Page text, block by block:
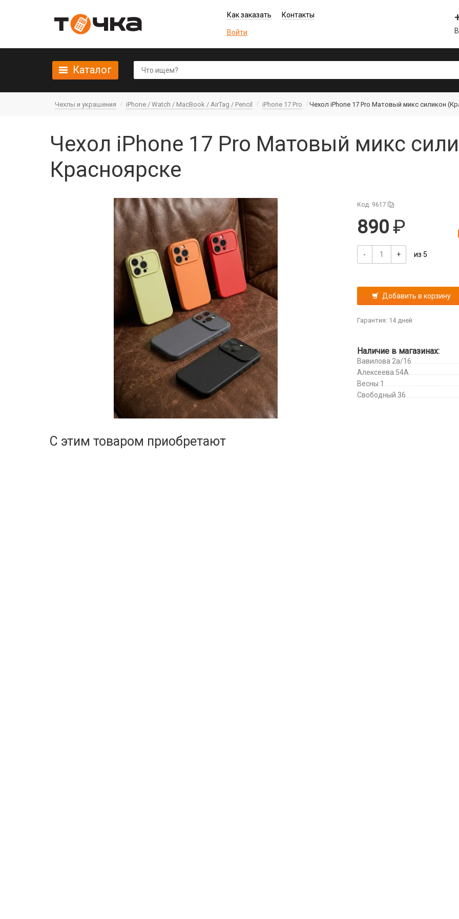
Как заказать Контакты
Войти
Каталог
Чехлы и украшения iPhone / Watch / MacBook / AirTag / Pencil iPhone 17 Pro Чехол iPhone 17 Pro Матовый микс силикон
Чехол iPhone 17 Pro Матовый микс
Красноярске
Код: 9617
890
- + из 5
Добавить в корзину
Гарантия: 14 дней
Наличие в магазинах:
Вавилова 2а/16
Алексеева 54А
Весны 1
Свободный 36
С этим товаром приобретают